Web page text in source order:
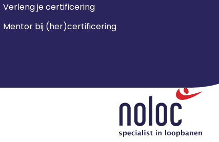
Verleng je certificering
Mentor bij (her)certificering